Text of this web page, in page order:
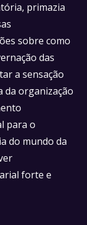
primazia
sobre como
das
a sensação
da organização
para o
do mundo da
forte e